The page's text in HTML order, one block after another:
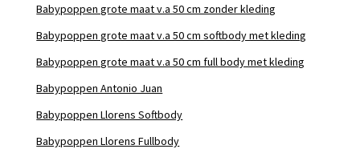
Babypoppen grote maat v.a 50 cm zonder kleding
Babypoppen grote maat v.a 50 cm softbody met kleding
Babypoppen grote maat v.a 50 cm full body met kleding
Babypoppen Antonio Juan
Babypoppen Llorens Softbody
Babypoppen Llorens Fullbody